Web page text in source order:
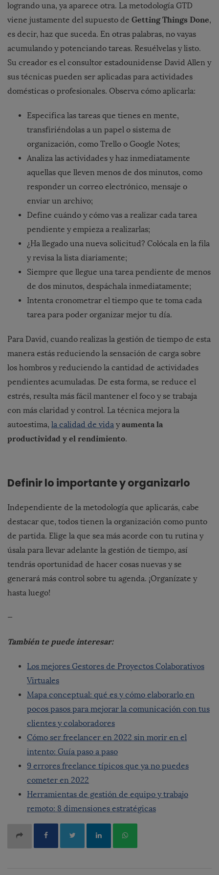
logrando una, ya aparece otra. La metodología GTD
viene justamente del supuesto de Getting Things Done,
es decir, haz que suceda. En otras palabras, no vayas
acumulando y potenciando tareas. Resuélvelas y listo.
Su creador es el consultor estadounidense David Allen y
sus técnicas pueden ser aplicadas para actividades
domésticas o profesionales. Observa cómo aplicarla:
Especifica las tareas que tienes en mente,
transfiriéndolas a un papel o sistema de
organización, como Trello o Google Notes;
Analiza las actividades y haz inmediatamente
aquellas que lleven menos de dos minutos, como
responder un correo electrónico, mensaje o
enviar un archivo;
Define cuándo y cómo vas a realizar cada tarea
pendiente y empieza a realizarlas;
¿Ha llegado una nueva solicitud? Colócala en la fila
y revisa la lista diariamente;
Siempre que llegue una tarea pendiente de menos
de dos minutos, despáchala inmediatamente;
Intenta cronometrar el tiempo que te toma cada
tarea para poder organizar mejor tu día.
Para David, cuando realizas la gestión de tiempo de esta
manera estás reduciendo la sensación de carga sobre
los hombros y reduciendo la cantidad de actividades
pendientes acumuladas. De esta forma, se reduce el
estrés, resulta más fácil mantener el foco y se trabaja
con más claridad y control. La técnica mejora la
autoestima, la calidad de vida yaumenta la
productividad y el rendimiento.
Definir lo importante y organizarlo
Independiente de la metodología que aplicarás, cabe
destacar que, todos tienen la organización como punto
de partida. Elige la que sea más acorde con tu rutina y
úsala para llevar adelante la gestión de tiempo, así
tendrás oportunidad de hacer cosas nuevas y se
generará más control sobre tu agenda. ¡Organízate y
hasta luego!
—
También te puede interesar:
Los mejores Gestores de Proyectos Colaborativos
Virtuales
Mapa conceptual: qué es y cómo elaborarlo en
pocos pasos para mejorar la comunicación con tus
clientes y colaboradores
Cómo ser freelancer en 2022 sin morir en el
intento: Guía paso a paso
9 errores freelance típicos que ya no puedes
cometer en 2022
Herramientas de gestión de equipo y trabajo
remoto: 8 dimensiones estratégicas